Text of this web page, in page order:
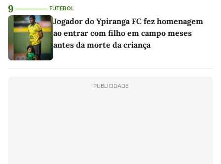
9 FUTEBOL
Jogador do Ypiranga FC fez homenagem
ao entrar com filho em campo meses
antes da morte da criança
PUBLICIDADE